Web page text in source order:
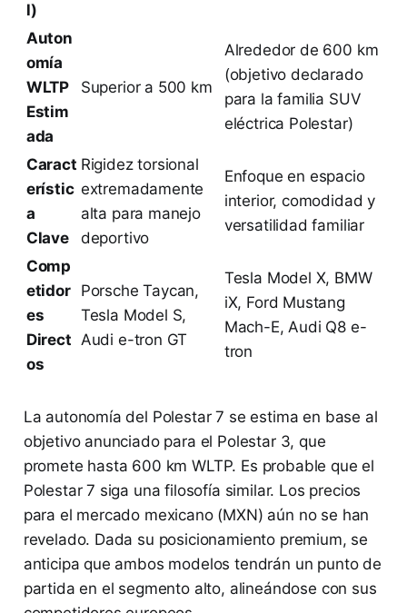
l)
Auton
omía
WLTP
Estim
ada
Superior a 500 km
Alrededor de 600 km
(objetivo declarado
para la familia SUV
eléctrica Polestar)
Caract
erístic
a
Clave
Rigidez torsional
extremadamente
alta para manejo
deportivo
Enfoque en espacio
interior, comodidad y
versatilidad familiar
Comp
etidor
es
Direct
os
Porsche Taycan,
Tesla Model S,
Audi e-tron GT
Tesla Model X, BMW
iX, Ford Mustang
Mach-E, Audi Q8 e-
tron
La autonomía del Polestar 7 se estima en base al
objetivo anunciado para el Polestar 3, que
promete hasta 600 km WLTP. Es probable que el
Polestar 7 siga una filosofía similar. Los precios
para el mercado mexicano (MXN) aún no se han
revelado. Dada su posicionamiento premium, se
anticipa que ambos modelos tendrán un punto de
partida en el segmento alto, alineándose con sus